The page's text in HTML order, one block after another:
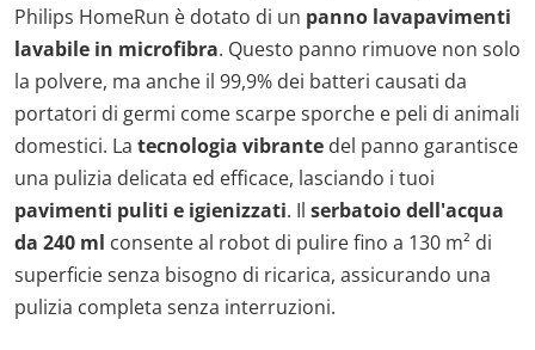
Philips HomeRun è dotato di un panno lavapavimenti
lavabile in microfibra. Questo panno rimuove non solo
la polvere, ma anche il 99,9% dei batteri causati da
portatori di germi come scarpe sporche e peli di animali
domestici. La tecnologia vibrante del panno garantisce
una pulizia delicata ed efficace, lasciando i tuoi
pavimenti puliti e igienizzati. Il serbatoio dell'acqua
da 240 ml consente al robot di pulire fino a 130 m² di
superficie senza bisogno di ricarica, assicurando una
pulizia completa senza interruzioni.